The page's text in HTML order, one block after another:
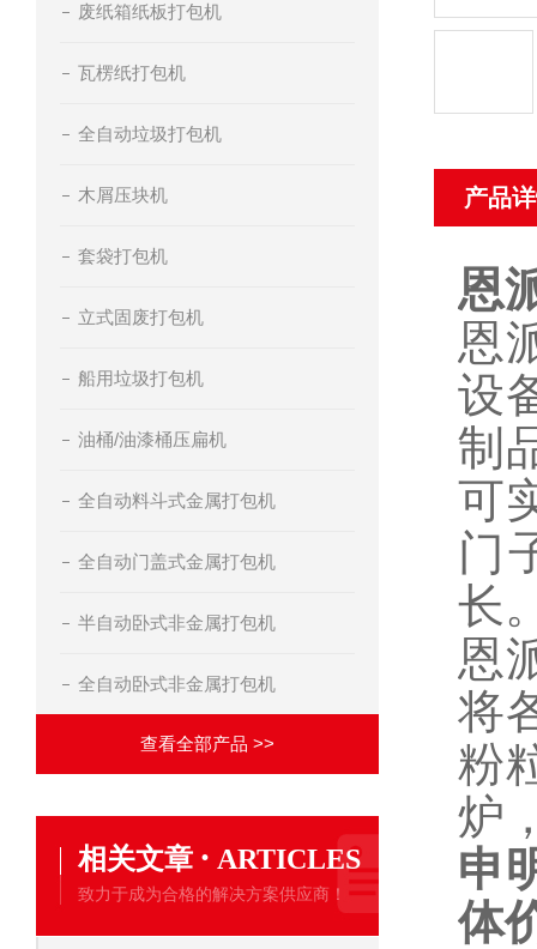
废纸箱纸板打包机
瓦楞纸打包机
全自动垃圾打包机
木屑压块机
套袋打包机
立式固废打包机
船用垃圾打包机
油桶/油漆桶压扁机
全自动料斗式金属打包机
全自动门盖式金属打包机
半自动卧式非金属打包机
全自动卧式非金属打包机
查看全部产品 >>
相关文章 · ARTICLES
致力于成为合格的解决方案供应商！
产品
恩
恩
设
制
可
门
长
恩
将
粉
炉
申
体